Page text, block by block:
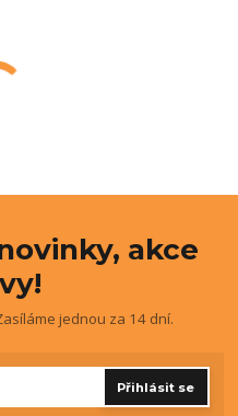
akce
jednou za 14 dní.
Přihlásit se